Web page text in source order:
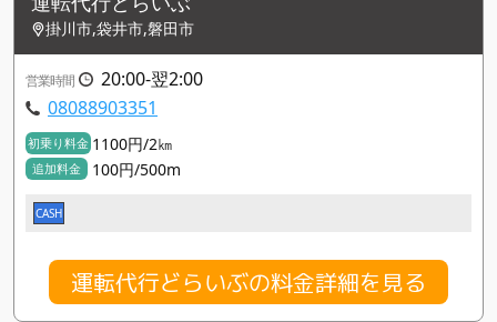
掛川市,袋井市,磐田市
営業時間
20:00-翌2:00
08088903351
初乗り料金 1100円/2㎞
追加料金 100円/500m
CASH
運転代行どらいぶの料金詳細を見る